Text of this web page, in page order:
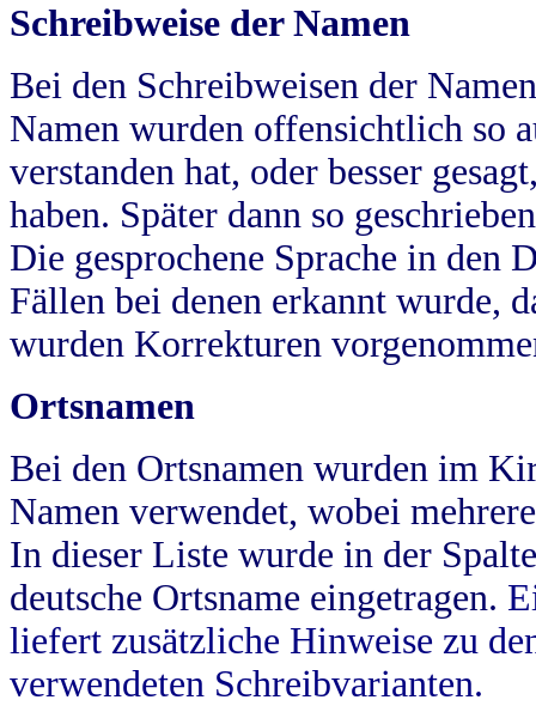
Schreibweise der Namen
Bei den Schreibweisen der
Namen wurden offensichtlich so
verstanden hat, oder besser
haben. Später dann so
Die gesprochene Sprache in
Fällen bei denen erkannt wurde,
wurden Korrekturen
Ortsnamen
Bei den Ortsnamen wurden im
Namen verwendet, wobei
In dieser Liste wurde in der
deutsche Ortsname eingetragen.
liefert zusätzliche Hinweise zu
verwendeten Schreibvarianten.